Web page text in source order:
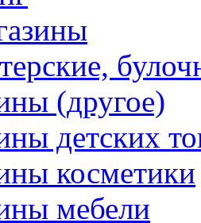
(другое)
детских
косметики
мебели